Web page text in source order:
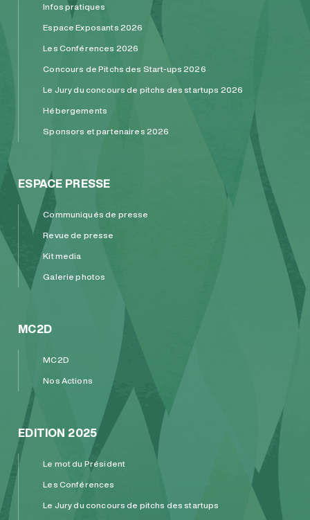
Infos pratiques
Espace Exposants 2026
Les Conférences 2026
Concours de Pitchs des Start-ups 2026
Le Jury du concours de pitchs des startups 2026
Hébergements
Sponsors et partenaires 2026
ESPACE PRESSE
Communiqués de presse
Revue de presse
Kit media
Galerie photos
MC2D
MC2D
Nos Actions
EDITION 2025
Le mot du Président
Les Conférences
Le Jury du concours de pitchs des startups